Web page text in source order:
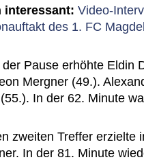
interessant: Video-
des 1. FC
der Pause erhöhte Eldin
Mergner (49.).
In der 62. Minute
zweiten Treffer erzielte
In der 81. Minute